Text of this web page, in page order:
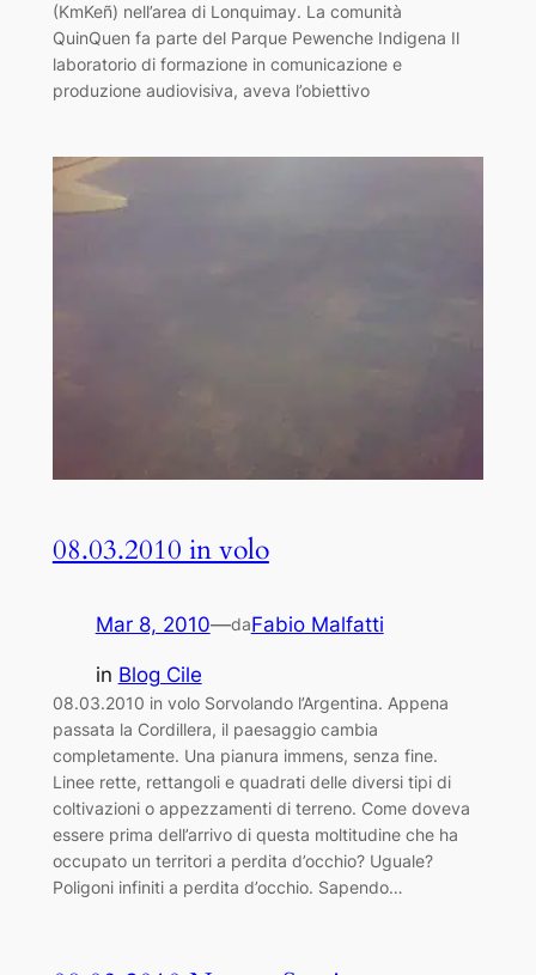
(KmKeñ) nell’area di Lonquimay. La comunità
QuinQuen fa parte del Parque Pewenche Indigena Il
laboratorio di formazione in comunicazione e
produzione audiovisiva, aveva l’obiettivo
08.03.2010 in volo
Mar 8, 2010—daFabio Malfatti
in Blog Cile
08.03.2010 in volo Sorvolando l’Argentina. Appena
passata la Cordillera, il paesaggio cambia
completamente. Una pianura immens, senza fine.
Linee rette, rettangoli e quadrati delle diversi tipi di
coltivazioni o appezzamenti di terreno. Come doveva
essere prima dell’arrivo di questa moltitudine che ha
occupato un territori a perdita d’occhio? Uguale?
Poligoni infiniti a perdita d’occhio. Sapendo…